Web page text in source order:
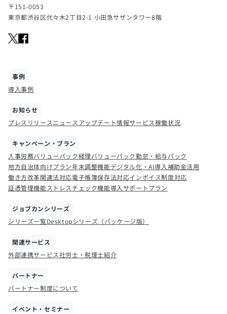
〒151-0053
東京都渋谷区代々木2丁目2-1 小田急サザンタワー8階
事例
導入事例
お知らせ
プレスリリースニュース アップデート情報サービス稼働状況
キャンペーン・プラン
人事労務バリューパック経理バリューパック勤怠・給与パック
地方自治体向けプラン年末調整機能デジタル化・AI導入補助金活用
働き方改革関連法対応電子帳簿保存法対応インボイス制度対応
証憑管理機能ストレスチェック機能導入サポートプラン
ジョブカンシリーズ
シリーズ一覧Desktopシリーズ（パッケージ版）
関連サービス
外部連携サービス社労士・税理士紹介
パートナー
パートナー制度について
イベント・セミナー